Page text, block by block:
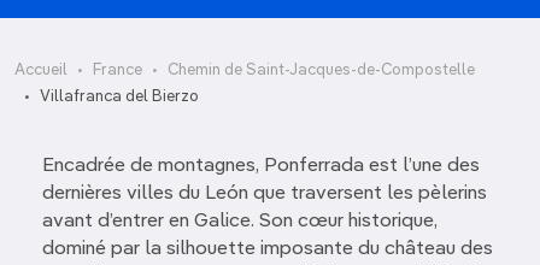
Accueil France
Chemin de Saint-Jacques-de-Compostelle
Villafranca del Bierzo
Encadrée de montagnes, Ponferrada est l’une des
dernières villes du León que traversent les pèlerins
avant d’entrer en Galice. Son cœur historique,
dominé par la silhouette imposante du château des